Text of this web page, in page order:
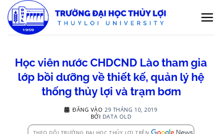
qua
nội
Học viên nước CHDCND Lào tham gia
lớp bồi dưỡng về thiết kế, quản lý hệ
thống thủy lợi và trạm bơm
ĐĂNG VÀO 29 THÁNG 10, 2019
BỞI DATA OLD
THEO DÕI TRƯỜNG ĐẠI HỌC THỦY LỢI TRÊN